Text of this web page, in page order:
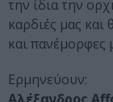
την ίδια την
καρδιές μας και
και πανέμορφες
Ερμηνεύουν: